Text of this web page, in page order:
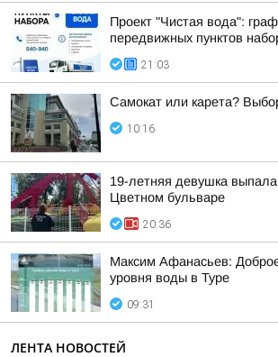
Проект "Чистая вода":
передвижных пунктов
21:03
Самокат или карета?
10:16
19-летняя девушка выпала
Цветном бульваре
20:36
Максим Афанасьев:
уровня воды в Туре
09:31
ЛЕНТА НОВОСТЕЙ